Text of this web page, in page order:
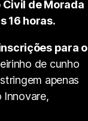
de Morada
16 horas.
para o
de cunho
apenas
Innovare,